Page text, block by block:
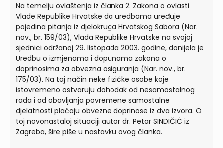
Na temelju ovlaštenja iz članka 2. Zakona o ovlasti
Vlade Republike Hrvatske da uredbama uređuje
pojedina pitanja iz djelokruga Hrvatskog Sabora (Nar.
nov., br. 159/03), Vlada Republike Hrvatske na svojoj
sjednici održanoj 29. listopada 2003. godine, donijela je
Uredbu o izmjenama i dopunama zakona o
doprinosima za obvezna osiguranja (Nar. nov., br.
175/03). Na taj način neke fizičke osobe koje
istovremeno ostvaruju dohodak od nesamostalnog
rada i od obavljanja povremene samostalne
djelatnosti plaćaju obvezne doprinose iz dva izvora. O
toj novonastaloj situaciji autor dr. Petar SINDIČIĆ iz
Zagreba, šire piše u nastavku ovog članka.